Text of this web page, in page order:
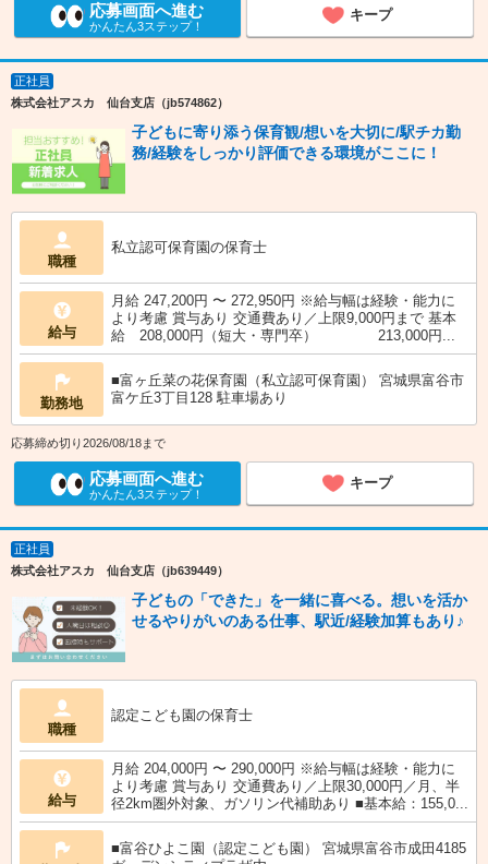
応募画面へ進む
かんたん3ステップ！
キープ
正社員
株式会社アスカ 仙台支店（jb574862）
子どもに寄り添う保育観/想いを大切に/駅チカ勤
務/経験をしっかり評価できる環境がここに！
職種
私立認可保育園の保育士
給与
月給 247,200円 〜 272,950円 ※給与幅は経験・能力に
より考慮 賞与あり 交通費あり／上限9,000円まで 基本
給 208,000円（短大・専門卒） 213,000円...
勤務地
■富ヶ丘菜の花保育園（私立認可保育園） 宮城県富谷市
富ケ丘3丁目128 駐車場あり
応募締め切り2026/08/18まで
応募画面へ進む
かんたん3ステップ！
キープ
正社員
株式会社アスカ 仙台支店（jb639449）
子どもの「できた」を一緒に喜べる。想いを活か
せるやりがいのある仕事、駅近/経験加算もあり♪
職種
認定こども園の保育士
給与
月給 204,000円 〜 290,000円 ※給与幅は経験・能力に
より考慮 賞与あり 交通費あり／上限30,000円／月、半
径2km圏外対象、ガソリン代補助あり ■基本給：155,0...
■富谷ひよこ園（認定こども園） 宮城県富谷市成田4185